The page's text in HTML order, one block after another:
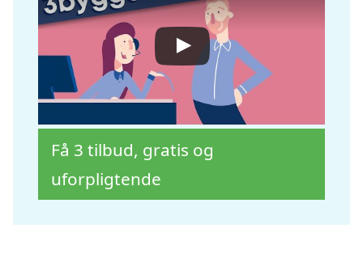
Få 3 tilbud, gratis og
uforpligtende